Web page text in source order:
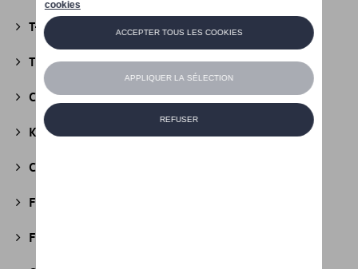
T-Roc Collection(18)
Tiguan Collection(5)
California Collection(18)
Kids Collection
Cobi
Fire & Ice Collection
Football Collection